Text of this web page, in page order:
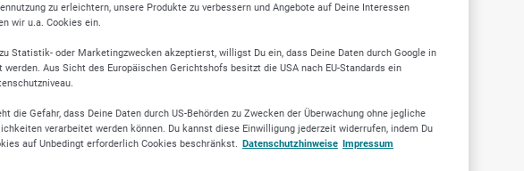
zu erleichtern, unsere Produkte zu verbessern und Angebote auf Deine Interessen
wir u.a. Cookies ein.
Statistik- oder Marketingzwecken akzeptierst, willigst Du ein, dass Deine Daten durch Google in
werden. Aus Sicht des Europäischen Gerichtshofs besitzt die USA nach EU-Standards ein
die Gefahr, dass Deine Daten durch US-Behörden zu Zwecken der Überwachung ohne jegliche
verarbeitet werden können. Du kannst diese Einwilligung jederzeit widerrufen, indem Du
auf Unbedingt erforderlich Cookies beschränkst. Datenschutzhinweise Impressum